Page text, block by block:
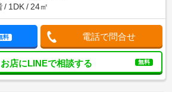
1DK 24㎡
料 電話で問合せ
お店にLINEで相談する 無料